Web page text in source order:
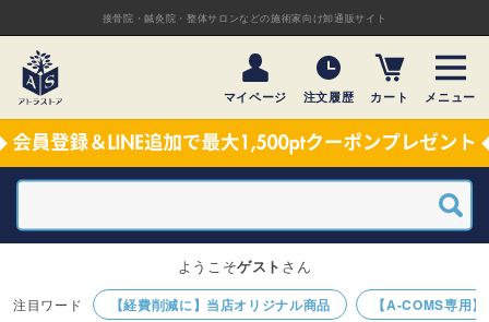
接骨院・鍼灸院・整体サロンなどの施術家向け卸通販サイト
マイページ 注文履歴 カート メニュー
【経費削減に】当店オリジナル商品 【A-COMS専用
ようこそゲスト さん